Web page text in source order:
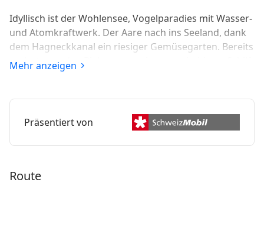
Idyllisch ist der Wohlensee, Vogelparadies mit Wasser-
und Atomkraftwerk. Der Aare nach ins Seeland, dank
dem Hagneckkanal ein riesiger Gemüsegarten. Bereits
erahnt man den Bielersee, noch versteckt hinter Schilf
und Auenwald.
Mehr anzeigen
Präsentiert von
Route